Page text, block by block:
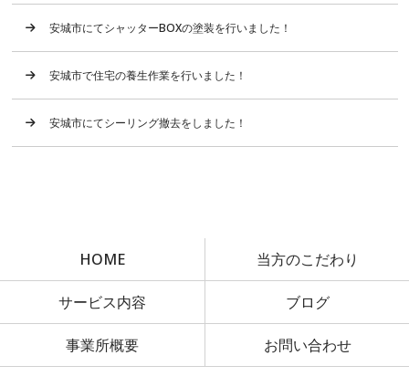
安城市にてシャッターBOXの塗装を行いました！
安城市で住宅の養生作業を行いました！
安城市にてシーリング撤去をしました！
HOME 当方のこだわり
サービス内容 ブログ
事業所概要 お問い合わせ